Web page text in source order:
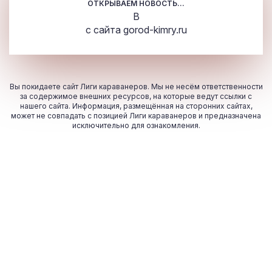
ОТКРЫВАЕМ НОВОСТЬ...
В
с сайта gorod-kimry.ru
Вы покидаете сайт Лиги караванеров. Мы не несём ответственности
за содержимое внешних ресурсов, на которые ведут ссылки с
нашего сайта. Информация, размещённая на сторонних сайтах,
может не совпадать с позицией Лиги караванеров и предназначена
исключительно для ознакомления.